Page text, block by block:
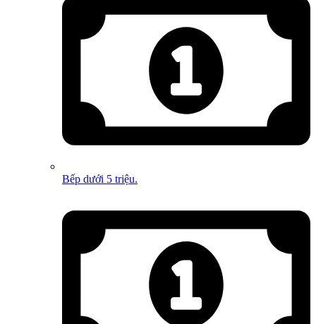
Bếp dưới 5 triệu.